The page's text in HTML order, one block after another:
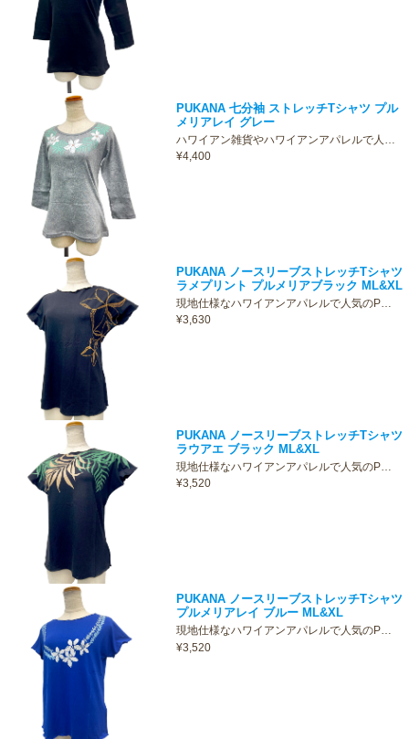
PUKANA 七分袖 ストレッチTシャツ プル
メリアレイ グレー
ハワイアン雑貨やハワイアンアパレルで人…
¥4,400
PUKANA ノースリーブストレッチTシャツ
ラメプリント プルメリアブラック ML&XL
現地仕様なハワイアンアパレルで人気のP…
¥3,630
PUKANA ノースリーブストレッチTシャツ
ラウアエ ブラック ML&XL
現地仕様なハワイアンアパレルで人気のP…
¥3,520
PUKANA ノースリーブストレッチTシャツ
プルメリアレイ ブルー ML&XL
現地仕様なハワイアンアパレルで人気のP…
¥3,520